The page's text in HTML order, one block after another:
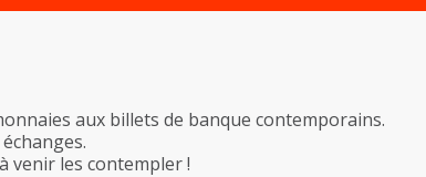
aux billets de banque contemporains.
venir les contempler !